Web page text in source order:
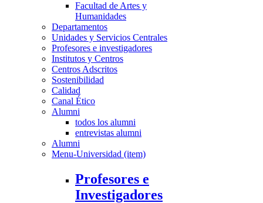
Facultad de Artes y
Humanidades
Departamentos
Unidades y Servicios Centrales
Profesores e investigadores
Institutos y Centros
Centros Adscritos
Sostenibilidad
Calidad
Canal Ético
Alumni
todos los alumni
entrevistas alumni
Alumni
Menu-Universidad (item)
Profesores e
Investigadores